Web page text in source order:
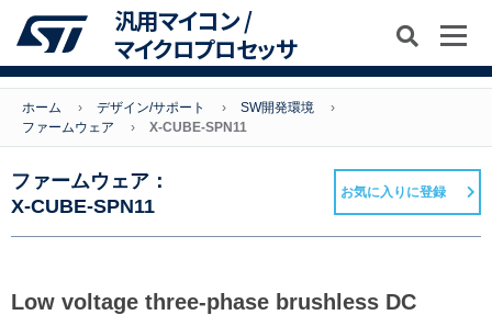
汎用マイコン /
マイクロプロセッサ
ホーム デザイン/サポート
SW開発環境
ファームウェア
X-CUBE-SPN11
ファームウェア：
X-CUBE-SPN11
お気に入りに登録
Low voltage three-phase brushless DC